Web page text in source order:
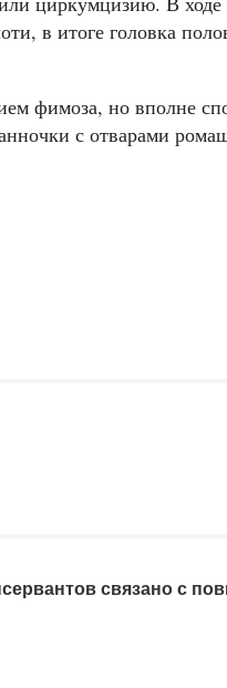
в итоге головка
фимоза, но вполне
с отварами
связано с